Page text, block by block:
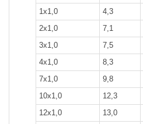
1x1,0
4,3
2x1,0
7,1
3x1,0
7,5
4x1,0
8,3
7x1,0
9,8
10x1,0
12,3
12x1,0
13,0